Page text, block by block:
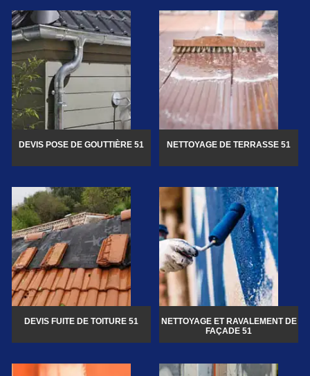
DEVIS POSE DE GOUTTIÈRE 51 NETTOYAGE DE TERRASSE 51
DEVIS FUITE DE TOITURE 51
NETTOYAGE ET RAVALEMENT DE
FAÇADE 51